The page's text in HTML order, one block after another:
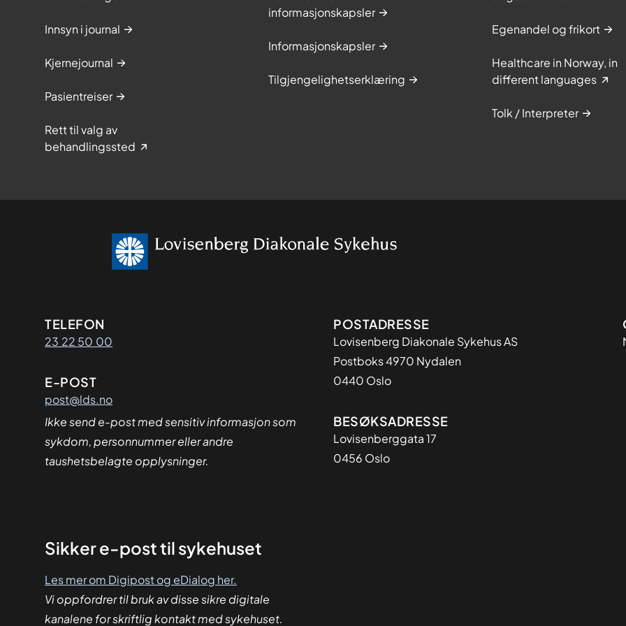
Innsyn i journal
Kjernejournal
Pasientreiser
Rett til valg av
behandlingssted
informasjonskapsler
Informasjonskapsler
Tilgjengelighetserklæring
Egenandel og frikort
Healthcare in Norway, in
different languages
Tolk / Interpreter
Kontaktinformasjon
TELEFON
23 22 50 00
E-POST
post@lds.no
Ikke send e-post med sensitiv informasjon som
sykdom, personnummer eller andre
taushetsbelagte opplysninger.
Sikker
Sikker e-post til sykehuset
Les mer om Digipost og eDialog her.
Vi oppfordrer til bruk av disse sikre digitale
kanalene for skriftlig kontakt med sykehuset.
Adresse
POSTADRESSE
Lovisenberg Diakonale Sykehus AS
Postboks 4970 Nydalen
0440 Oslo
BESØKSADRESSE
Lovisenberggata 17
0456 Oslo